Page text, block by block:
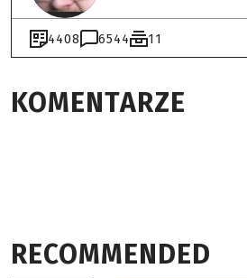
4408 6544 11
KOMENTARZE
RECOMMENDED